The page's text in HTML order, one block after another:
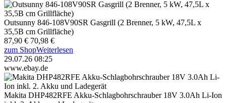
Outsunny 846-108V90SR Gasgrill (2 Brenner, 5 kW, 47,5L x
35,5B cm Grillfläche)
87,90 € 70,98 €
zum ShopWeiterlesen
29.07.26 08:25
www.ebay.de
Makita DHP482RFE Akku-Schlagbohrschrauber 18V 3.0Ah Li-Ion